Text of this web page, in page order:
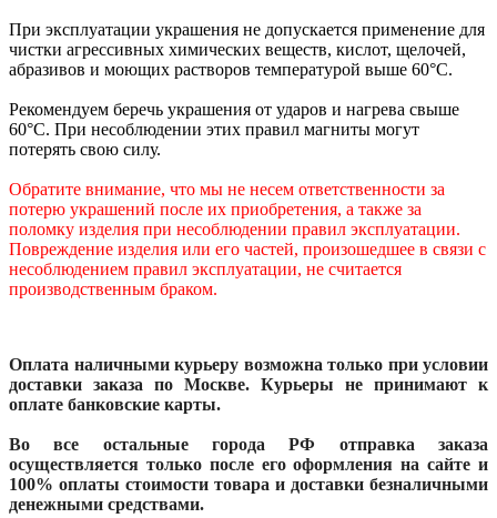
При эксплуатации украшения не допускается применение для
чистки агрессивных химических веществ, кислот, щелочей,
абразивов и моющих растворов температурой выше 60°С.
Рекомендуем беречь украшения от ударов и нагрева свыше
60°С. При несоблюдении этих правил магниты могут
потерять свою силу.
Обратите внимание, что мы не несем ответственности за
потерю украшений после их приобретения, а также за
поломку изделия при несоблюдении правил эксплуатации.
Повреждение изделия или его частей, произошедшее в связи с
несоблюдением правил эксплуатации, не считается
производственным браком.
Оплата наличными курьеру возможна только при условии
доставки заказа по Москве. Курьеры не принимают к
оплате банковские карты.
Во все остальные города РФ отправка заказа
осуществляется только после его оформления на сайте и
100% оплаты стоимости товара и доставки безналичными
денежными средствами.